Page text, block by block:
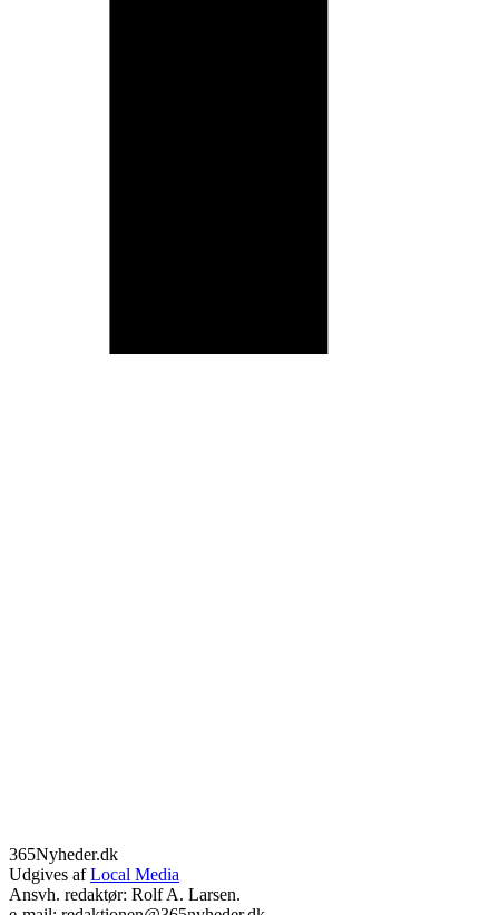
365Nyheder.dk
Udgives afLocal Media
Ansvh. redaktør: Rolf A. Larsen.